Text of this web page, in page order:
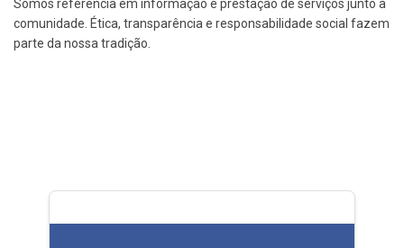
Somos referência em informação e prestação de serviços junto à
comunidade. Ética, transparência e responsabilidade social fazem
parte da nossa tradição.